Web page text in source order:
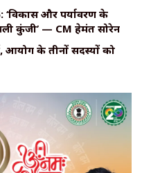
‘विकास और पर्यावरण के
कुंजी’ — CM हेमंत सोरेन
आयोग के तीनों सदस्यों को